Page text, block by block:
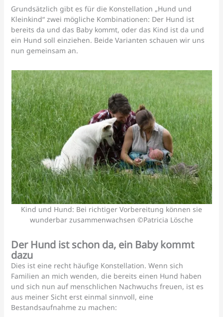
Grundsätzlich gibt es für die Konstellation „Hund und
Kleinkind“ zwei mögliche Kombinationen: Der Hund ist
bereits da und das Baby kommt, oder das Kind ist da und
ein Hund soll einziehen. Beide Varianten schauen wir uns
nun gemeinsam an.
Kind und Hund: Bei richtiger Vorbereitung können sie
wunderbar zusammenwachsen ©Patricia Lösche
Der Hund ist schon da, ein Baby kommt
dazu
Dies ist eine recht häufige Konstellation. Wenn sich
Familien an mich wenden, die bereits einen Hund haben
und sich nun auf menschlichen Nachwuchs freuen, ist es
aus meiner Sicht erst einmal sinnvoll, eine
Bestandsaufnahme zu machen: